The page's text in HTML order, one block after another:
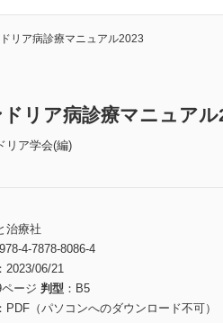
リア病診療マニュアル2023
リア病診療マニュアル
リア学会(編)
治療社
978-4-7878-8086-4
2023/06/21
ージ 判型
B5
PDF（パソコンへのダウンロード不可）